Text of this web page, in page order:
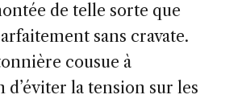
de telle sorte que
sans cravate.
cousue à
d’éviter la tension sur les